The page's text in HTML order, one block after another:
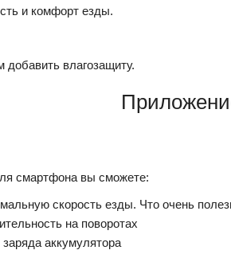
и комфорт езды.
влагозащиту.
смартфона вы сможете:
скорость езды. Что очень
на поворотах
аккумулятора